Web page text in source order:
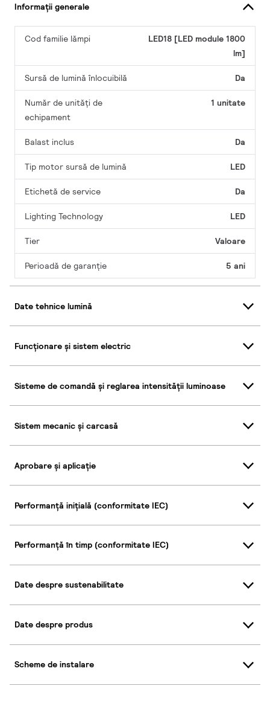
Informații generale
Cod familie lămpi
LED18 [LED module 1800
lm]
Sursă de lumină înlocuibilă Da
Număr de unități de
echipament
1 unitate
Balast inclus Da
Tip motor sursă de lumină LED
Etichetă de service Da
Lighting Technology LED
Tier Valoare
Perioadă de garanţie 5 ani
Date tehnice lumină
Funcționare și sistem electric
Sisteme de comandă și reglarea intensității luminoase
Sistem mecanic și carcasă
Aprobare și aplicație
Performanță inițială (conformitate IEC)
Performanță în timp (conformitate IEC)
Date despre sustenabilitate
Date despre produs
Scheme de instalare